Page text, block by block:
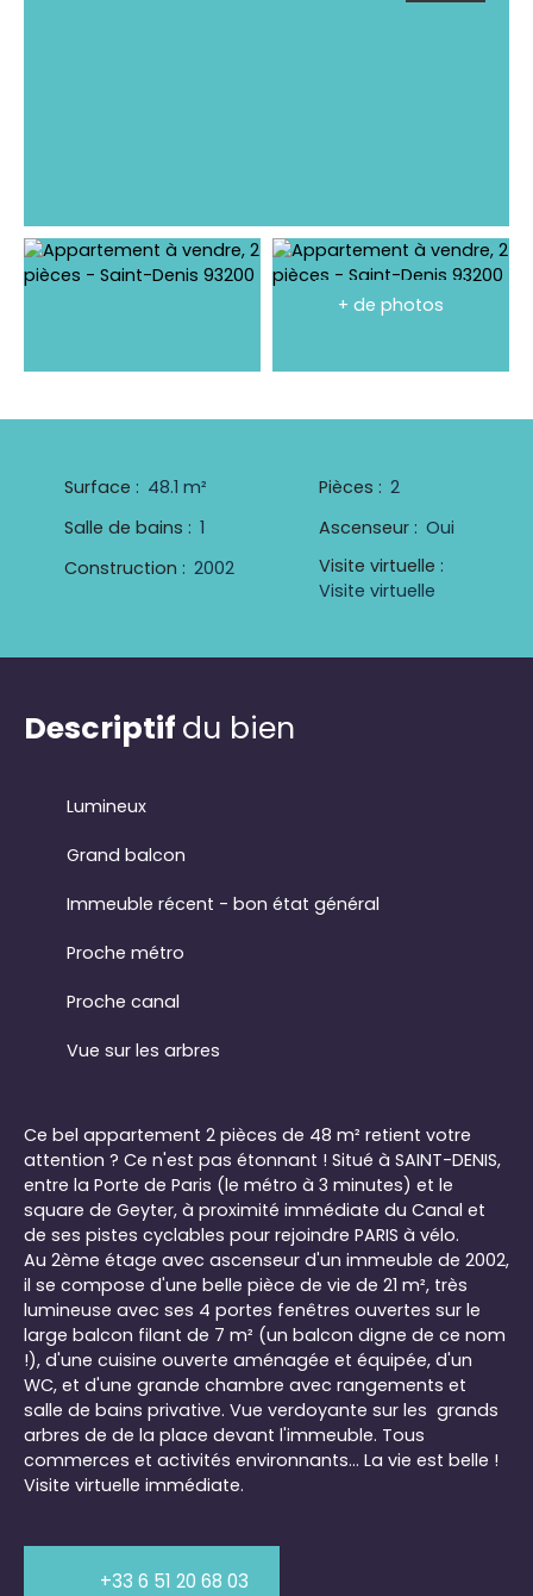
+ de photos
Surface : 48.1 m² Pièces : 2
Salle de bains : 1 Ascenseur : Oui
Construction : 2002 Visite virtuelle :
Visite virtuelle
Descriptif du bien
Lumineux
Grand balcon
Immeuble récent - bon état général
Proche métro
Proche canal
Vue sur les arbres
Ce bel appartement 2 pièces de 48 m² retient votre
attention ? Ce n'est pas étonnant ! Situé à SAINT-DENIS,
entre la Porte de Paris (le métro à 3 minutes) et le
square de Geyter, à proximité immédiate du Canal et
de ses pistes cyclables pour rejoindre PARIS à vélo.
Au 2ème étage avec ascenseur d'un immeuble de 2002,
il se compose d'une belle pièce de vie de 21 m², très
lumineuse avec ses 4 portes fenêtres ouvertes sur le
large balcon filant de 7 m² (un balcon digne de ce nom
!), d'une cuisine ouverte aménagée et équipée, d'un
WC, et d'une grande chambre avec rangements et
salle de bains privative. Vue verdoyante sur les grands
arbres de de la place devant l'immeuble. Tous
commerces et activités environnants... La vie est belle !
Visite virtuelle immédiate.
+33 6 51 20 68 03